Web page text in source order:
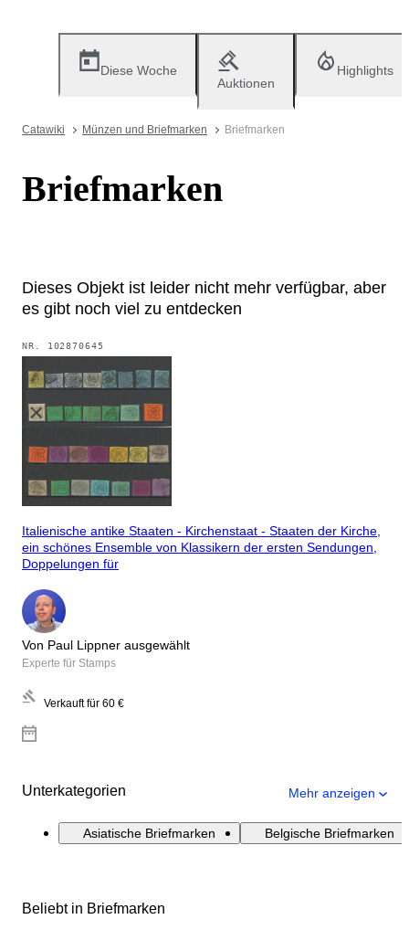
Diese Woche
Auktionen
Highlights
Catawiki Münzen und Briefmarken Briefmarken
Briefmarken
Dieses Objekt ist leider nicht mehr verfügbar, aber
es gibt noch viel zu entdecken
NR. 102870645
Italienische antike Staaten - Kirchenstaat - Staaten der Kirche,
ein schönes Ensemble von Klassikern der ersten Sendungen,
Doppelungen für
Von Paul Lippner ausgewählt
Experte für Stamps
Verkauft für 60 €
Unterkategorien Mehr anzeigen
Asiatische Briefmarken Belgische Briefmarken
Beliebt in Briefmarken